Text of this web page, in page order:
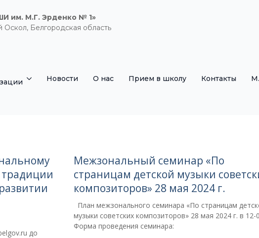
им. М.Г. Эрденко № 1»
Оскол, Белгородская область
Новости О нас Прием в школу Контакты
до
Межзональный семинар «По
страницам детской музыки
композиторов» 28 мая 2024 г.
План межзонального семинара «По страницам
музыки советских композиторов» 28 мая 2024 г. в 12-
Форма проведения семинара: